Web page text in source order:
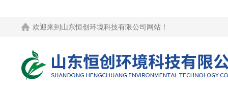
欢迎来到 山东恒创环境科技有限公司网站 ！